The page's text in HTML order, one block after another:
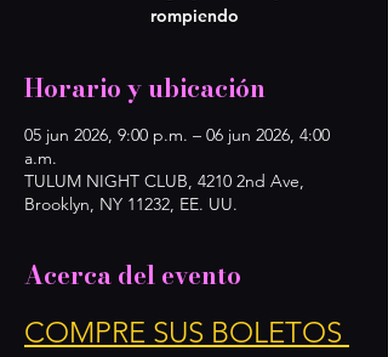
rompiendo
Horario y ubicación
05 jun 2026, 9:00 p.m. – 06 jun 2026, 4:00
a.m.
TULUM NIGHT CLUB, 4210 2nd Ave,
Brooklyn, NY 11232, EE. UU.
Acerca del evento
COMPRE SUS BOLETOS